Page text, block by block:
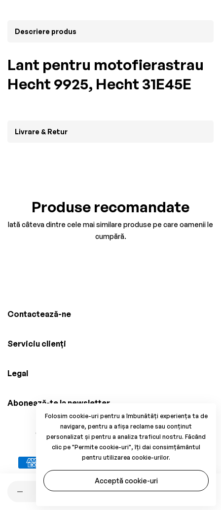
Adaugă în coș
Descriere produs
Lant pentru motofierastrau
Hecht 9925, Hecht 31E45E
Livrare & Retur
Produse recomandate
Iată câteva dintre cele mai similare produse pe care oamenii le
cumpără.
Contactează-ne
Serviciu clienți
Legal
Abonează-te la newsletter
© 2025 Brico Mania, CUI: 38034914, Reg. Com.
J33/1371/2017. All Rights Reserved.
Folosim cookie-uri pentru a îmbunătăți experiența ta de
navigare, pentru a afișa reclame sau conținut
personalizat și pentru a analiza traficul nostru. Făcând
clic pe "Permite cookie-uri", îți dai consimțământul
pentru utilizarea cookie-urilor.
Acceptă cookie-uri